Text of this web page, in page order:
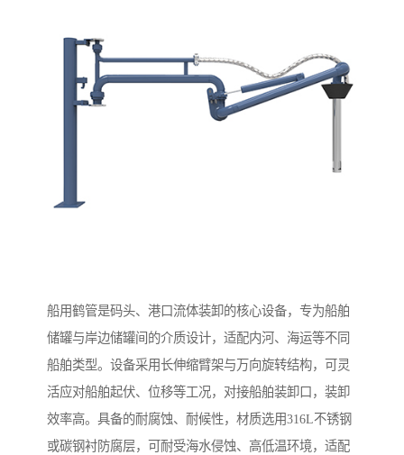
船用鹤管是码头、港口流体装卸的核心设备，专为船舶
储罐与岸边储罐间的介质设计，适配内河、海运等不同
船舶类型。设备采用长伸缩臂架与万向旋转结构，可灵
活应对船舶起伏、位移等工况，对接船舶装卸口，装卸
效率高。具备的耐腐蚀、耐候性，材质选用316L不锈钢
或碳钢衬防腐层，可耐受海水侵蚀、高低温环境，适配